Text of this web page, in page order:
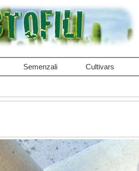
Semenzali Cultivars